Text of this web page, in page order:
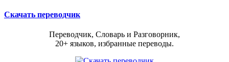
Скачать переводчик
Переводчик, Словарь и Разговорник,
20+ языков, избранные переводы.